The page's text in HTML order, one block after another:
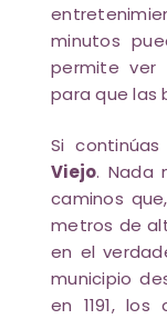
minutos
permite ver
para que las
Si
Viejo. Nada
caminos
metros de
en el
municipio
en 1191,